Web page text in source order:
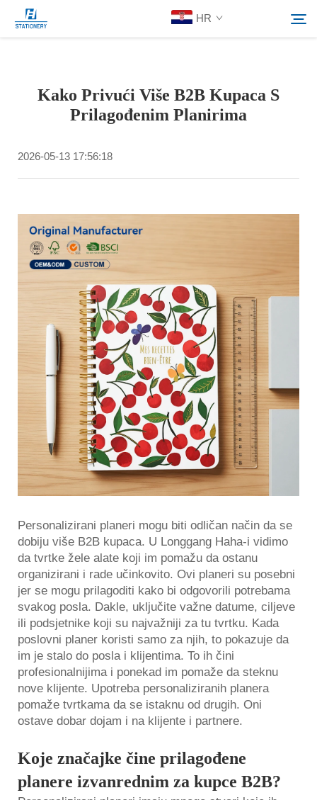
HR
Proizvodi
Resursi
Kontaktiraj nas
Pretraživanje
Kako Privući Više B2B Kupaca S
Prilagođenim Planirima
2026-05-13 17:56:18
Personalizirani planeri mogu biti odličan način da se
dobiju više B2B kupaca. U Longgang Haha-i vidimo
da tvrtke žele alate koji im pomažu da ostanu
organizirani i rade učinkovito. Ovi planeri su posebni
jer se mogu prilagoditi kako bi odgovorili potrebama
svakog posla. Dakle, uključite važne datume, ciljeve
ili podsjetnike koji su najvažniji za tu tvrtku. Kada
poslovni planer koristi samo za njih, to pokazuje da
im je stalo do posla i klijentima. To ih čini
profesionalnijima i ponekad im pomaže da steknu
nove klijente. Upotreba personaliziranih planera
pomaže tvrtkama da se istaknu od drugih. Oni
ostave dobar dojam i na klijente i partnere.
Koje značajke čine prilagođene
planere izvanrednim za kupce B2B?